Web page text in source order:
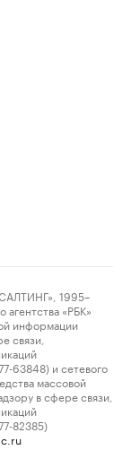
1995–
«РБК»
информации
связи,
63848) и сетевого
массовой
в сфере связи,
82385)